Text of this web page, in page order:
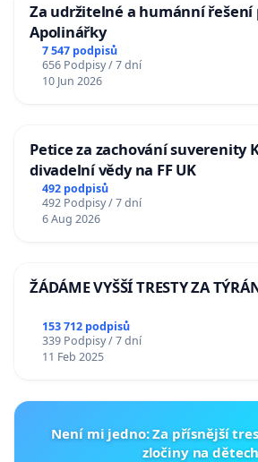
Za udržitelné a humánní řešení
Apolinářky
7 547 podpisů
656 Podpisy / 7 dní
10 Jun 2026
Petice za zachování suverenity
divadelní vědy na FF UK
492 podpisů
492 Podpisy / 7 dní
6 Aug 2026
ŽÁDÁME VYŠŠÍ TRESTY ZA
153 712 podpisů
339 Podpisy / 7 dní
11 Feb 2025
Není mi jedno: Za přísnější
zločiny na dětech